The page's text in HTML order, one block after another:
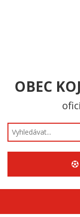
OBEC
Hledat